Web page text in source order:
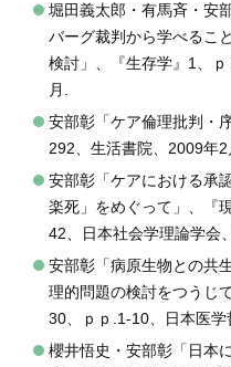
堀田義太郎・有馬斉・安
バーグ裁判から学べるこ
検討」、『生存学』1、
月.
安部彰「ケア倫理批判・
292、生活書院、2009年2
安部彰「ケアにおける承
楽死」をめぐって」、『
42、日本社会学理論学会
安部彰「病原生物との共
理的問題の検討をつうじ
30、ｐｐ.1-10、日本医
櫻井悟史・安部彰「日本